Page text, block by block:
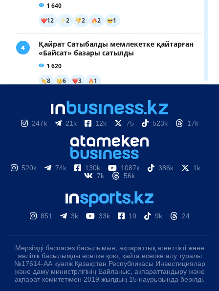
247k 21k 12k 75 523k 17k
520k 74k 130k 1087k 386k
1k
7k
56k
851 3k 33k 10 9k 24
Мерзімді баспасөз басылымын, ақпараттық агенттікті және
желілік басылымды есепке қою, қайта есепке алу туралы
№17614-АА куәлік Қазақстан Республикасы Инвестициялар
және даму министрлігінің Байланыс, ақпараттандыру және
ақпарат комитетімен 2019 жылдың 15 наурызында берілді.